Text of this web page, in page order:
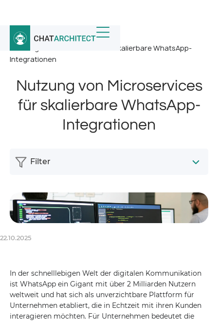
Startseite / Nachricht /
Nutzung von Microservices für skalierbare WhatsApp-
Integrationen
Nutzung von Microservices
für skalierbare WhatsApp-
Integrationen
22.10.2025
In der schnelllebigen Welt der digitalen Kommunikation
ist WhatsApp ein Gigant mit über 2 Milliarden Nutzern
weltweit und hat sich als unverzichtbare Plattform für
Unternehmen etabliert, die in Echtzeit mit ihren Kunden
interagieren möchten. Für Unternehmen bedeutet die
Filter